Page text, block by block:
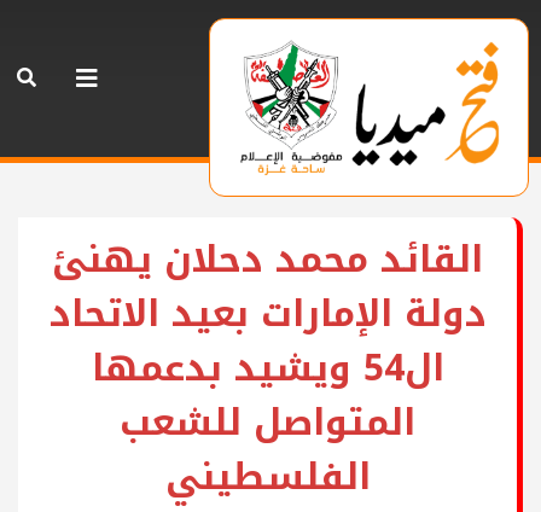
القائد محمد دحلان يهنئ
دولة الإمارات بعيد الاتحاد
ال54 ويشيد بدعمها
المتواصل للشعب
الفلسطيني